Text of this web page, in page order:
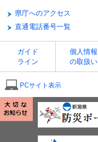
県庁へのアクセス
直通電話番号一覧
ガイド
ライン
個人情報
の取扱い
PCサイト表示